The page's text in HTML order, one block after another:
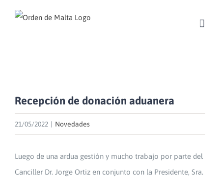
Recepción de donación aduanera
21/05/2022 Novedades
Luego de una ardua gestión y mucho trabajo por parte del
Canciller Dr. Jorge Ortiz en conjunto con la Presidente, Sra.